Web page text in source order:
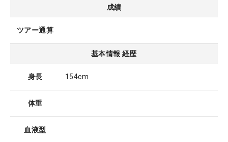
成績
ツアー通算
基本情報 経歴
身長 154cm
体重
血液型